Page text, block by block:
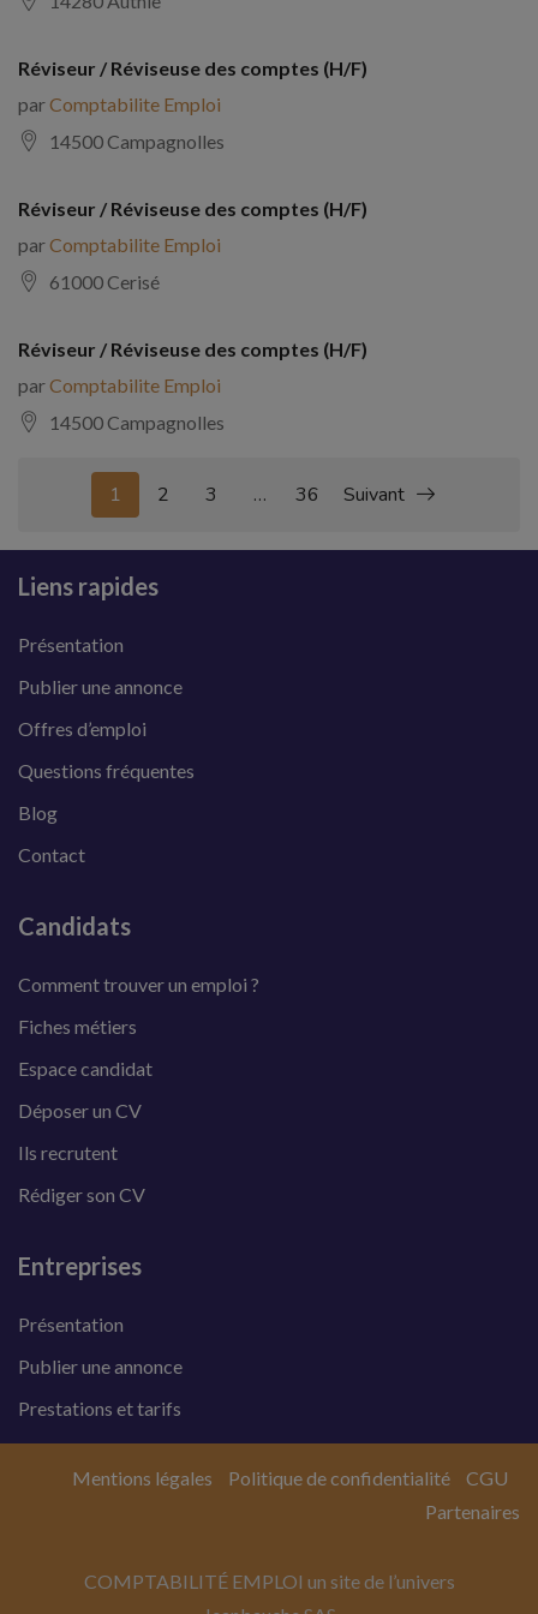
Réviseur / Réviseuse des comptes (H/F)
parComptabilite Emploi
14500 Campagnolles
Réviseur / Réviseuse des comptes (H/F)
parComptabilite Emploi
61000 Cerisé
Réviseur / Réviseuse des comptes (H/F)
parComptabilite Emploi
14500 Campagnolles
1 2 3 … 36 Suivant
Liens rapides
Présentation
Publier une annonce
Offres d’emploi
Questions fréquentes
Blog
Contact
Candidats
Comment trouver un emploi ?
Fiches métiers
Espace candidat
Déposer un CV
Ils recrutent
Rédiger son CV
Entreprises
Présentation
Publier une annonce
Prestations et tarifs
COMPTABILITÉ EMPLOI un site de l’univers
Mentions légales Politique de confidentialité
CGU
Partenaires